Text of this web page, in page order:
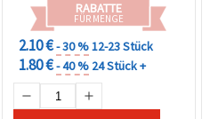
RABATTE
FÜR MENGE
2.10 €- 30 %12-23 Stück
1.80 €- 40 % 24 Stück +